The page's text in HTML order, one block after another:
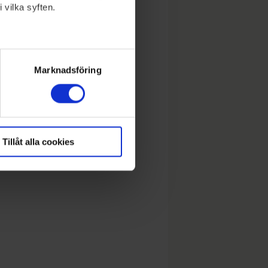
vilka syften.
meter
Marknadsföring
Tillåt alla cookies